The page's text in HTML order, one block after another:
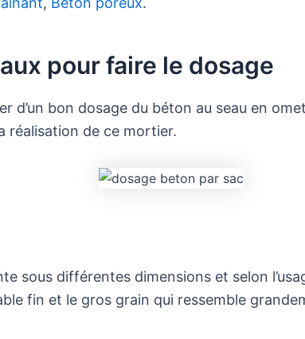
pour faire le dosage
d’un bon dosage du béton au seau en
réalisation de ce mortier.
sous différentes dimensions et selon
fin et le gros grain qui ressemble